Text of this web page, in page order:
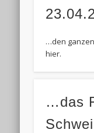
…den
hier.
…das